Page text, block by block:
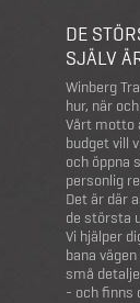
DE
SJÄLV
Winberg
hur, när
Vårt motto
budget vill
och öppna
personlig
Det är där
de största
Vi hjälper
bana
små
- och finns